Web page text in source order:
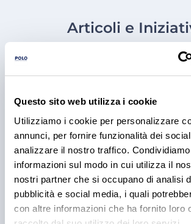
Questo sito web utilizza i cookie
Utilizziamo i cookie per personalizzare
annunci, per fornire funzionalità dei
analizzare il nostro traffico.
informazioni sul modo in cui utilizza il
nostri partner che si occupano di analisi
pubblicità e social media, i quali
con altre informazioni che ha fornito loro
Articoli e
RICETTE
BBQ Ribs: come